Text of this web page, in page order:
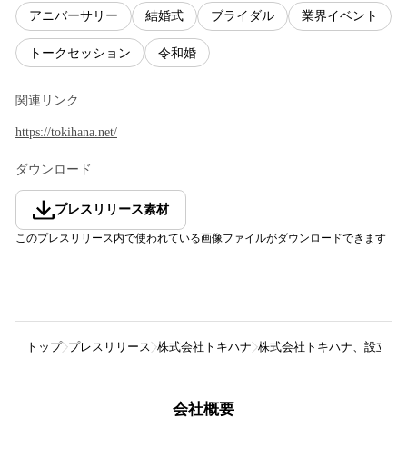
アニバーサリー 結婚式 ブライダル 業界イベント
トークセッション 令和婚
関連リンク
https://tokihana.net/
ダウンロード
プレスリリース素材
このプレスリリース内で使われている画像ファイルがダウンロードできます
トップ プレスリリース 株式会社トキハナ 株式会社トキハナ、設立10
会社概要